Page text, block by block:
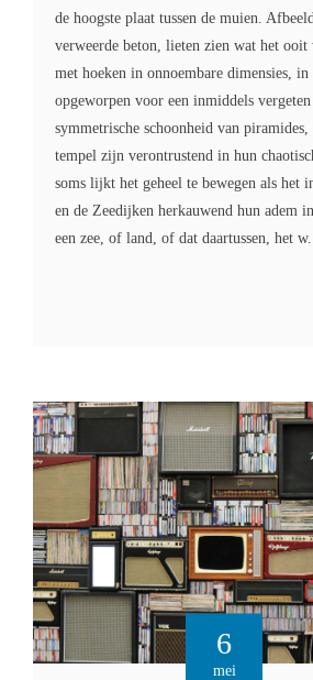
de hoogste plaat tussen de muien.
verweerde beton, lieten zien wat het ooit
met hoeken in onnoembare dimensies, in
opgeworpen voor een inmiddels
symmetrische schoonheid van piramides,
tempel zijn verontrustend in hun
soms lijkt het geheel te bewegen als het
en de Zeedijken herkauwend hun adem
een zee, of land, of dat daartussen, het w...
6
mei